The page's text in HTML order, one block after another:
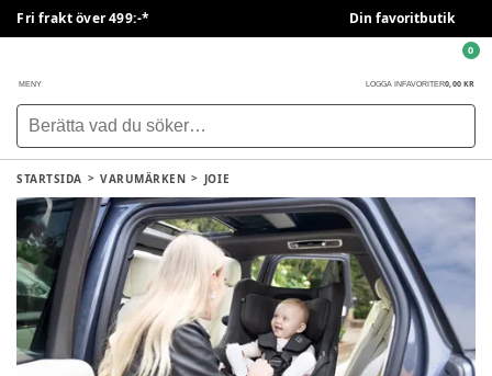
Fri frakt över 499:-* Din favoritbutik
MENY LOGGA IN FAVORITER0,00 KR
0
STARTSIDA VARUMÄRKEN JOIE